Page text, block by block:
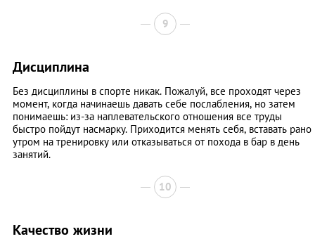
9
Дисциплина
Без дисциплины в спорте никак. Пожалуй, все проходят через
момент, когда начинаешь давать себе послабления, но затем
понимаешь: из-за наплевательского отношения все труды
быстро пойдут насмарку. Приходится менять себя, вставать рано
утром на тренировку или отказываться от похода в бар в день
занятий.
10
Качество жизни